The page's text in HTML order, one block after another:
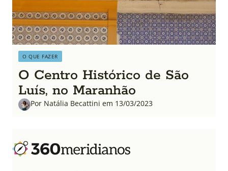
O QUE FAZER
O Centro Histórico de São
Luís, no Maranhão
Por Natália Becattini em 13/03/2023